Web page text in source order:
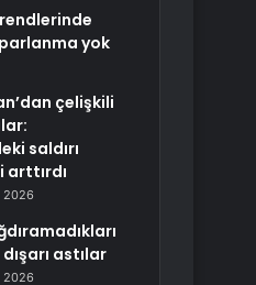
yok
çelişkili
saldırı
arttırdı
2026
astılar
2026